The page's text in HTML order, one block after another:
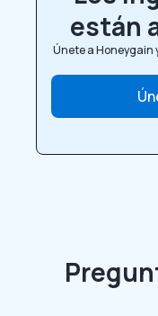
están
Únete a Honeygain